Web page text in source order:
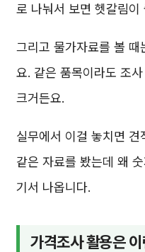
로 나눠서 보면 헷갈림이
그리고 물가자료를 볼 때
요. 같은 품목이라도 조
크거든요.
실무에서 이걸 놓치면 견
같은 자료를 봤는데 왜
기서 나옵니다.
가격조사 활용은